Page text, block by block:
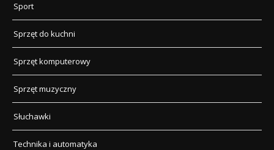
Sport
Sprzęt do kuchni
Sprzęt komputerowy
Sprzęt muzyczny
Słuchawki
Technika i automatyka